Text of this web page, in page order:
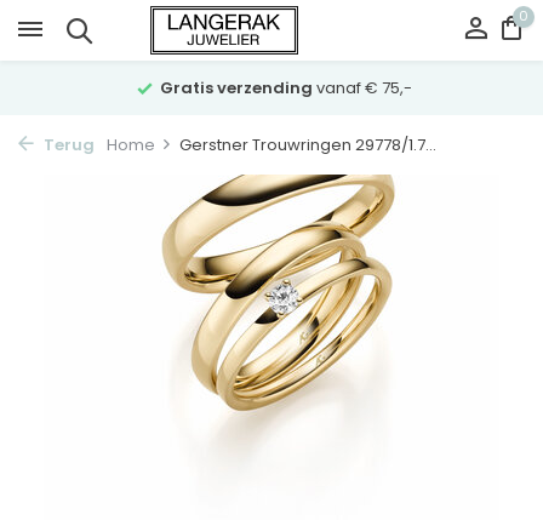
0
Gratis verzending vanaf € 75,-
Terug Home Gerstner Trouwringen 29778/1.7...